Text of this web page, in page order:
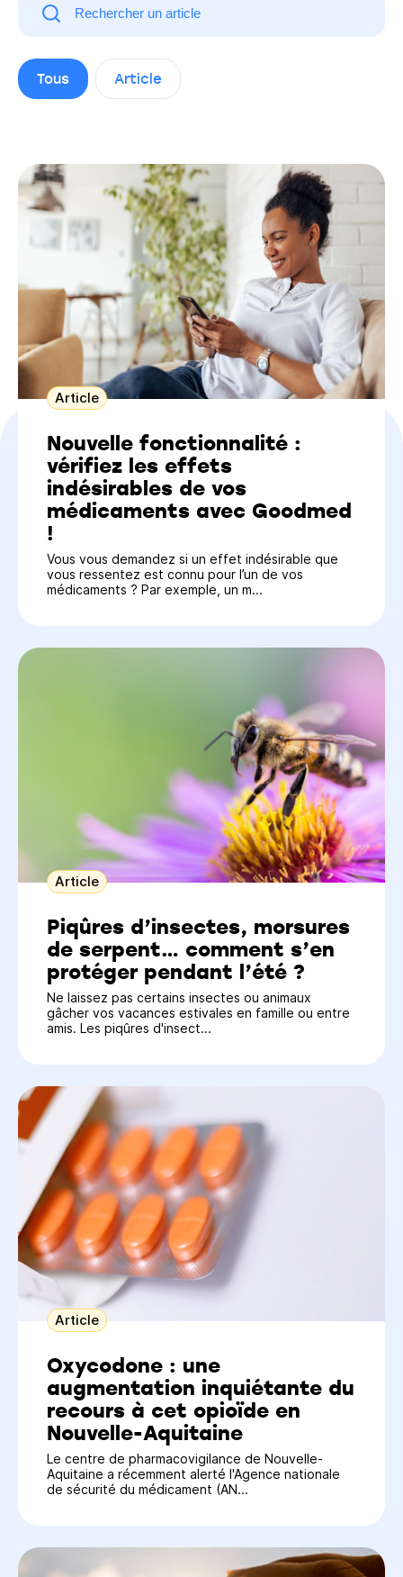
Tous Article
Article
Nouvelle fonctionnalité :
vérifiez les effets
indésirables de vos
médicaments avec Goodmed
!
Vous vous demandez si un effet indésirable que
vous ressentez est connu pour l’un de vos
médicaments ? Par exemple, un m...
Article
Piqûres d’insectes, morsures
de serpent… comment s’en
protéger pendant l’été ?
Ne laissez pas certains insectes ou animaux
gâcher vos vacances estivales en famille ou entre
amis. Les piqûres d'insect...
Article
Oxycodone : une
augmentation inquiétante du
recours à cet opioïde en
Nouvelle-Aquitaine
Le centre de pharmacovigilance de Nouvelle-
Aquitaine a récemment alerté l'Agence nationale
de sécurité du médicament (AN...